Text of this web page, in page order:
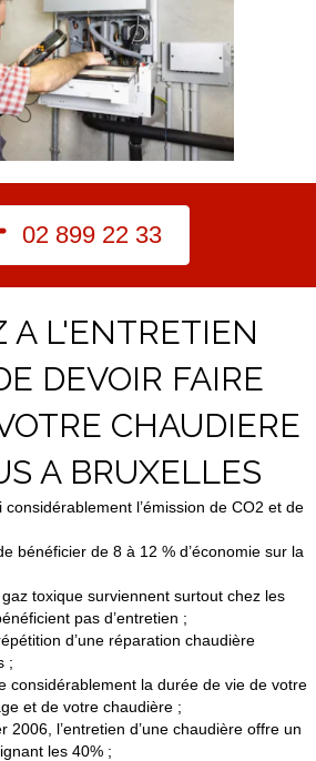
02 899 22 33
A L'ENTRETIEN
DEVOIR FAIRE
CHAUDIERE
A BRUXELLES
considérablement l’émission de CO2 et de
bénéficier de 8 à 12 % d’économie sur la
toxique surviennent surtout chez les
pas d’entretien ;
d’une réparation chaudière
;
considérablement la durée de vie de votre
et de votre chaudière ;
2006, l’entretien d’une chaudière offre un
les 40% ;